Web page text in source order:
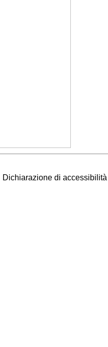
Dichiarazione di